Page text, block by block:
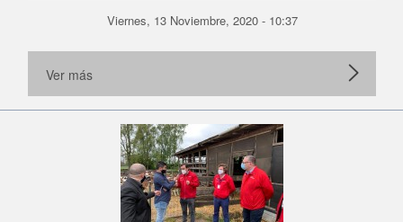
Viernes, 13 Noviembre, 2020 - 10:37
Ver más